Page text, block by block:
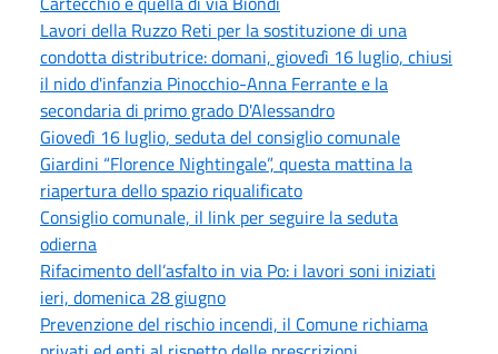
Lavori della Ruzzo Reti per la sostituzione di una
condotta distributrice: domani, giovedì 16 luglio, chiusi
il nido d'infanzia Pinocchio-Anna Ferrante e la
secondaria di primo grado D'Alessandro
Giovedì 16 luglio, seduta del consiglio comunale
Giardini “Florence Nightingale”, questa mattina la
riapertura dello spazio riqualificato
Consiglio comunale, il link per seguire la seduta
odierna
Rifacimento dell’asfalto in via Po: i lavori soni iniziati
ieri, domenica 28 giugno
Prevenzione del rischio incendi, il Comune richiama